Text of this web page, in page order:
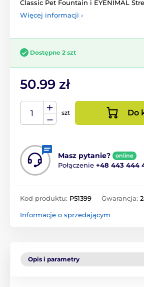
Classic Pet Fountain i EYENIMAL
Więcej informacji ›
Dostępne 2 szt
50.99 zł
szt Do
Masz pytanie? online
Połączenie +48 443 444
Kod produktu: P51399 Gwarancja:
Informacje o sprzedającym
Opis i parametry